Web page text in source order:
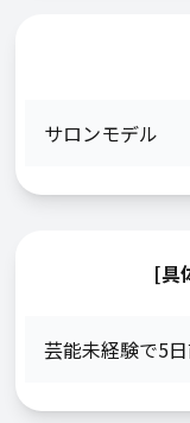
サロンモデル
[具
芸能未経験で5